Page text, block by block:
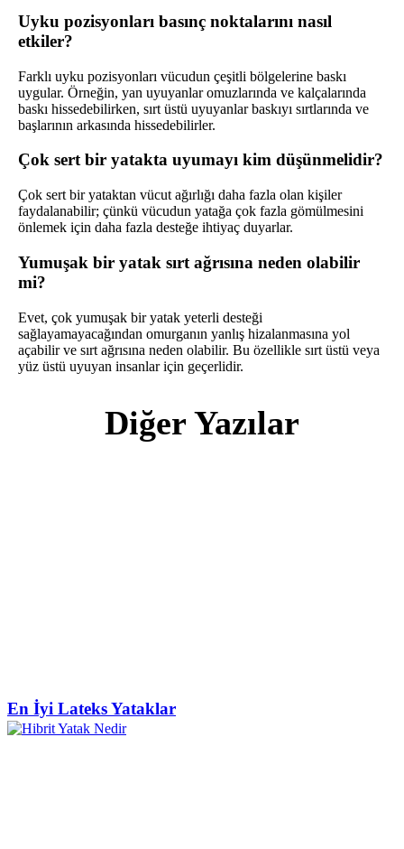
Uyku pozisyonları basınç noktalarını nasıl
etkiler?
Farklı uyku pozisyonları vücudun çeşitli bölgelerine baskı
uygular. Örneğin, yan uyuyanlar omuzlarında ve kalçalarında
baskı hissedebilirken, sırt üstü uyuyanlar baskıyı sırtlarında ve
başlarının arkasında hissedebilirler.
Çok sert bir yatakta uyumayı kim düşünmelidir?
Çok sert bir yataktan vücut ağırlığı daha fazla olan kişiler
faydalanabilir; çünkü vücudun yatağa çok fazla gömülmesini
önlemek için daha fazla desteğe ihtiyaç duyarlar.
Yumuşak bir yatak sırt ağrısına neden olabilir
mi?
Evet, çok yumuşak bir yatak yeterli desteği
sağlayamayacağından omurganın yanlış hizalanmasına yol
açabilir ve sırt ağrısına neden olabilir. Bu özellikle sırt üstü veya
yüz üstü uyuyan insanlar için geçerlidir.
Diğer Yazılar
En İyi Lateks Yataklar